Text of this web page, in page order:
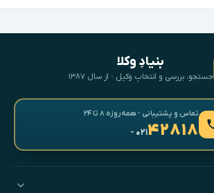
بنیادِ وکلا
جستجو، بررسی و انتخابِ وکیل · از سال ۱۳۸۷
تماس و پشتیبانی · همه‌روزه ۸ تا ۲۴
۴۲۸۱۸- ۰۲۱